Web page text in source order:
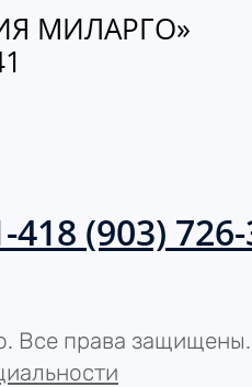
МИЛАРГО»
418 (903)
Все права защищены.